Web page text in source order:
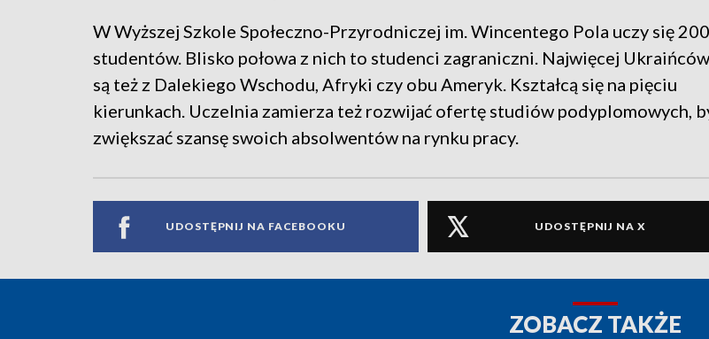
W Wyższej Szkole Społeczno-Przyrodniczej im. Wincentego Pola uczy się
studentów. Blisko połowa z nich to studenci zagraniczni. Najwięcej
są też z Dalekiego Wschodu, Afryki czy obu Ameryk. Kształcą się na pięciu
kierunkach. Uczelnia zamierza też rozwijać ofertę studiów podyplomowych,
zwiększać szansę swoich absolwentów na rynku pracy.
UDOSTĘPNIJ NA FACEBOOKU UDOSTĘPNIJ NA X
ZOBACZ TAKŻE